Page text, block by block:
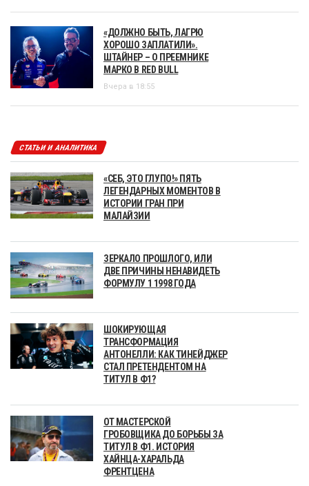
«ДОЛЖНО БЫТЬ, ЛАГРЮ
ХОРОШО ЗАПЛАТИЛИ».
ШТАЙНЕР – О ПРЕЕМНИКЕ
МАРКО В RED BULL
Вчера в 18:55
СТАТЬИ И АНАЛИТИКА
«СЕБ, ЭТО ГЛУПО!» ПЯТЬ
ЛЕГЕНДАРНЫХ МОМЕНТОВ В
ИСТОРИИ ГРАН ПРИ
МАЛАЙЗИИ
ЗЕРКАЛО ПРОШЛОГО, ИЛИ
ДВЕ ПРИЧИНЫ НЕНАВИДЕТЬ
ФОРМУЛУ 1 1998 ГОДА
ШОКИРУЮЩАЯ
ТРАНСФОРМАЦИЯ
АНТОНЕЛЛИ: КАК ТИНЕЙДЖЕР
СТАЛ ПРЕТЕНДЕНТОМ НА
ТИТУЛ В Ф1?
ОТ МАСТЕРСКОЙ
ГРОБОВЩИКА ДО БОРЬБЫ ЗА
ТИТУЛ В Ф1. ИСТОРИЯ
ХАЙНЦА-ХАРАЛЬДА
ФРЕНТЦЕНА